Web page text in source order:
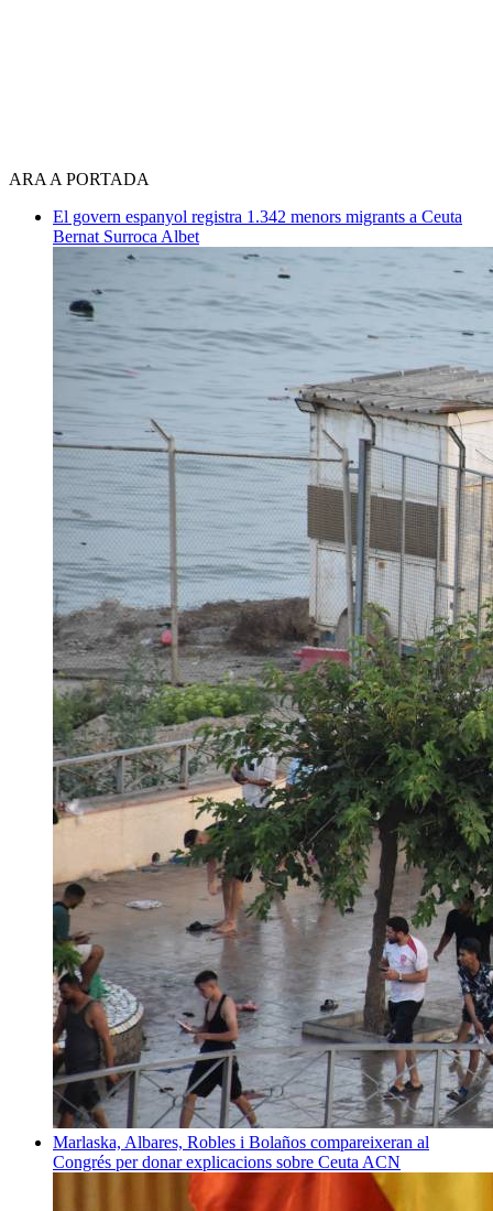
ARA A PORTADA
El govern espanyol registra 1.342 menors migrants a Ceuta
Bernat Surroca Albet
Marlaska, Albares, Robles i Bolaños compareixeran al
Congrés per donar explicacions sobre Ceuta ACN